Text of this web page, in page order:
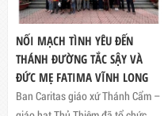
NỐI MẠCH TÌNH YÊU ĐẾN
THÁNH ĐƯỜNG TẮC SẬY VÀ
ĐỨC MẸ FATIMA VĨNH LONG
Ban Caritas giáo xứ Thánh Cẩm –